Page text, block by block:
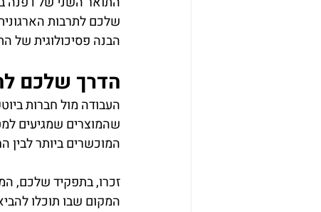
שלכם לתרבות
הבנה פסיכולוגית
הדרך שלכם
העבודה מול חברות
שהמוצרים שמגיעים
המוכשרים ביותר
זכרו, בתפקיד שלכם,
המקום שבו תוכלו